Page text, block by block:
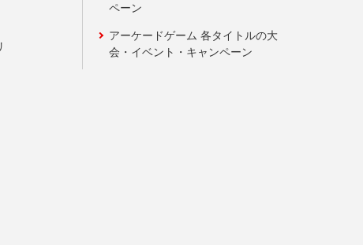
ペーン
アーケードゲーム 各タイトルの大
会・イベント・キャンペーン